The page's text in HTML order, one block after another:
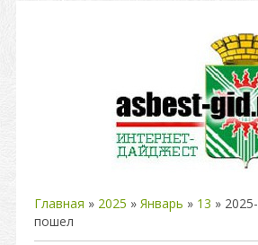
Главная » 2025 » Январь » 13 »
пошел